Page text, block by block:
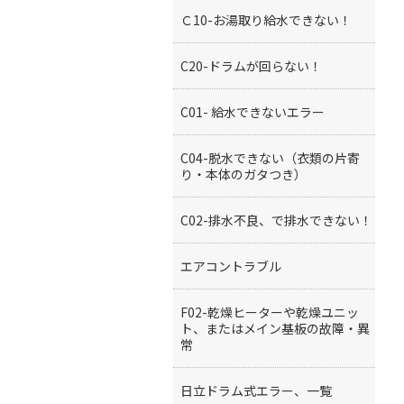
Ｃ10-お湯取り給水できない！
C20-ドラムが回らない！
C01- 給水できないエラー
C04-脱水できない（衣類の片寄
り・本体のガタつき）
C02-排水不良、で排水できない！
エアコントラブル
F02-乾燥ヒーターや乾燥ユニッ
ト、またはメイン基板の故障・異
常
日立ドラム式エラー、一覧